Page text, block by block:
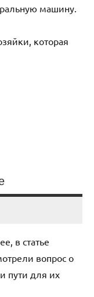
машину.
которая
в статье
вопрос о
пути для их